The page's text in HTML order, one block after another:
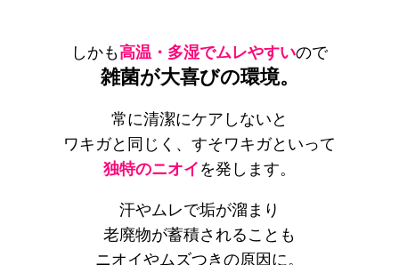
しかも高温・多湿でムレやすいので
雑菌が大喜びの環境。
常に清潔にケアしないと
ワキガと同じく、すそワキガといって
独特のニオイ を発します。
汗やムレで垢が溜まり
老廃物が蓄積されることも
ニオイやムズつきの原因に。